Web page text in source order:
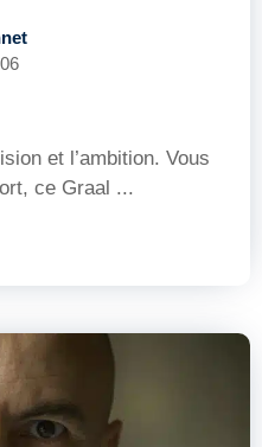
et l’ambition. Vous
ce Graal ...